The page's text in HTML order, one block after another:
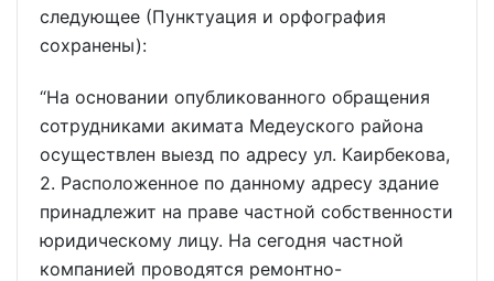
следующее (Пунктуация и орфография
сохранены):
“На основании опубликованного обращения
сотрудниками акимата Медеуского района
осуществлен выезд по адресу ул. Каирбекова,
2. Расположенное по данному адресу здание
принадлежит на праве частной собственности
юридическому лицу. На сегодня частной
компанией проводятся ремонтно-